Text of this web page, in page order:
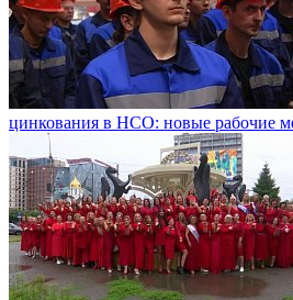
цинкования в НСО: новые рабочие